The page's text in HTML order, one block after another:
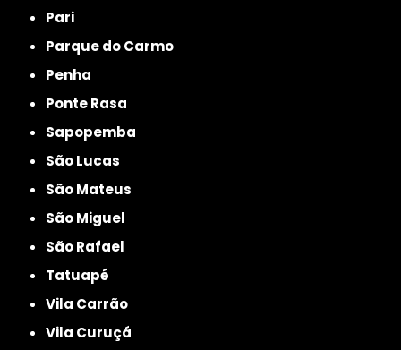
Pari
Parque do Carmo
Penha
Ponte Rasa
Sapopemba
São Lucas
São Mateus
São Miguel
São Rafael
Tatuapé
Vila Carrão
Vila Curuçá